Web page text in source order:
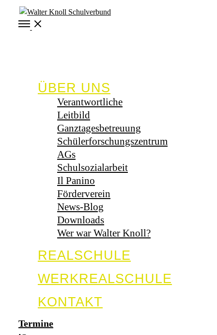
Open
ÜBER UNS
Verantwortliche
Leitbild
Ganztagesbetreuung
Schülerforschungszentrum
AGs
Schulsozialarbeit
Il Panino
Förderverein
News-Blog
Downloads
Wer war Walter Knoll?
REALSCHULE
WERKREALSCHULE
KONTAKT
Termine